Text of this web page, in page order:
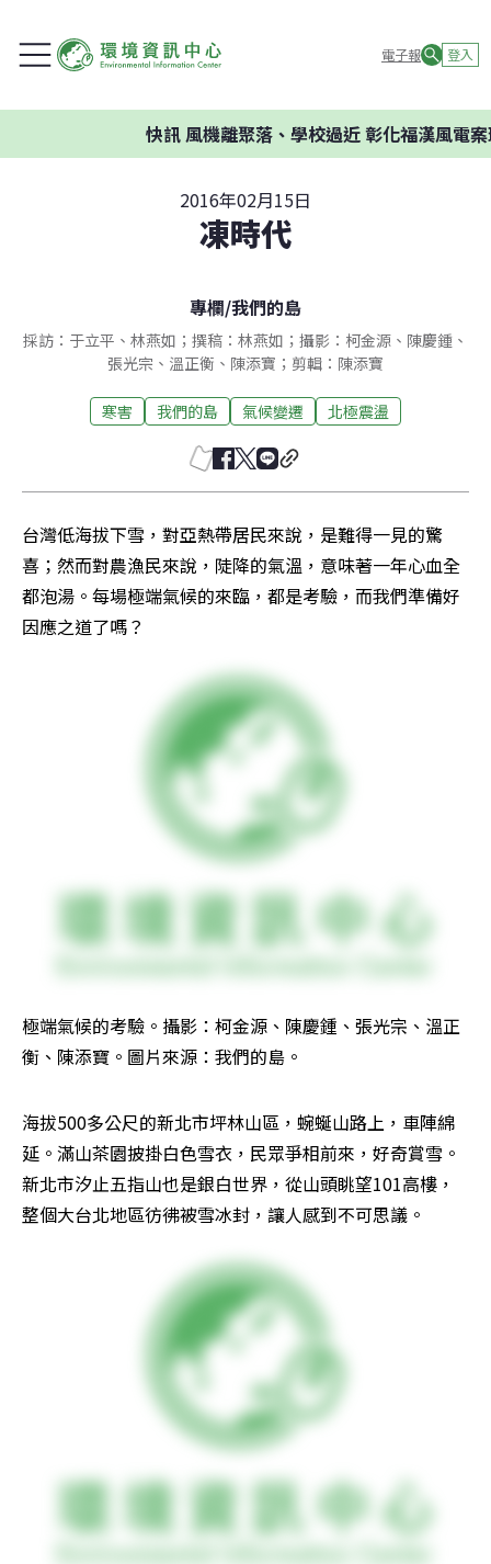
電子報 登入
風機離聚落、學校過近 彰化福漢風電案環委
2016年02月15日
凍時代
專欄/我們的島
採訪：于立平、林燕如；撰稿：林燕如；攝影：柯金源、陳慶鍾、
張光宗、溫正衡、陳添寶；剪輯：陳添寶
寒害 我們的島 氣候變遷 北極震盪
台灣低海拔下雪，對亞熱帶居民來說，是難得一見的驚
喜；然而對農漁民來說，陡降的氣溫，意味著一年心血全
都泡湯。每場極端氣候的來臨，都是考驗，而我們準備好
因應之道了嗎？
極端氣候的考驗。攝影：柯金源、陳慶鍾、張光宗、溫正
衡、陳添寶。圖片來源：我們的島。
海拔500多公尺的新北市坪林山區，蜿蜒山路上，車陣綿
延。滿山茶園披掛白色雪衣，民眾爭相前來，好奇賞雪。
新北市汐止五指山也是銀白世界，從山頭眺望101高樓，
整個大台北地區彷彿被雪冰封，讓人感到不可思議。